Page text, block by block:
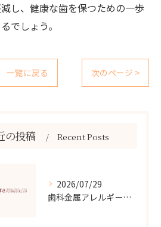
し、健康な歯を保つための一歩
でしょう。
一覧に戻る 次のページ >
の投稿 Recent Posts
2026/07/29
歯科金属アレルギーの原因と対策